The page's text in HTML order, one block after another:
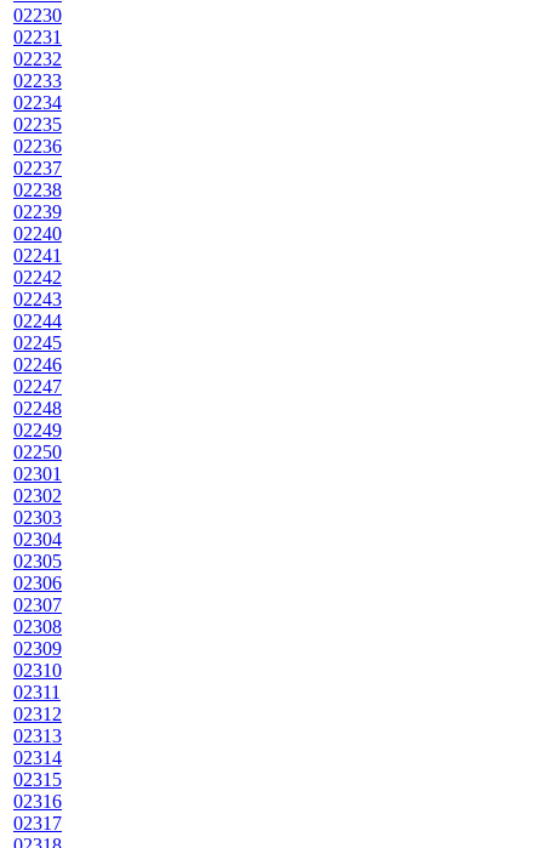
02230
02231
02232
02233
02234
02235
02236
02237
02238
02239
02240
02241
02242
02243
02244
02245
02246
02247
02248
02249
02250
02301
02302
02303
02304
02305
02306
02307
02308
02309
02310
02311
02312
02313
02314
02315
02316
02317